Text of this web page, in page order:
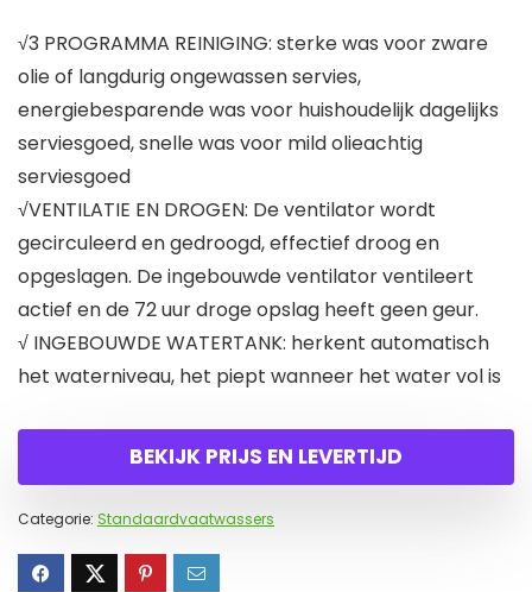
√3 PROGRAMMA REINIGING: sterke was voor zware
olie of langdurig ongewassen servies,
energiebesparende was voor huishoudelijk dagelijks
serviesgoed, snelle was voor mild olieachtig
serviesgoed
√VENTILATIE EN DROGEN: De ventilator wordt
gecirculeerd en gedroogd, effectief droog en
opgeslagen. De ingebouwde ventilator ventileert
actief en de 72 uur droge opslag heeft geen geur.
√ INGEBOUWDE WATERTANK: herkent automatisch
het waterniveau, het piept wanneer het water vol is
BEKIJK PRIJS EN LEVERTIJD
Categorie: Standaardvaatwassers